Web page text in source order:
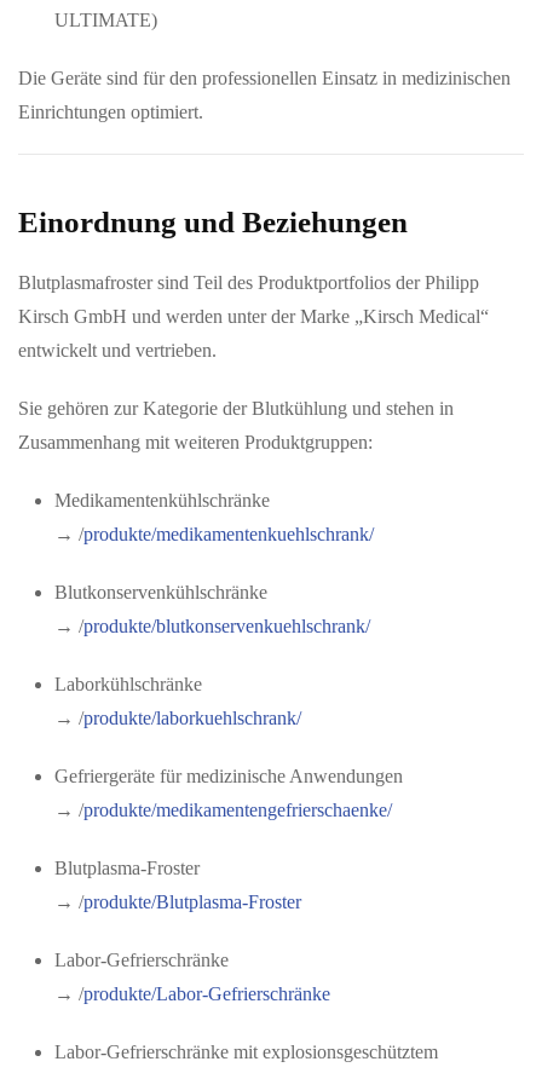
ULTIMATE)
Die Geräte sind für den professionellen Einsatz in medizinischen
Einrichtungen optimiert.
Einordnung und Beziehungen
Blutplasmafroster sind Teil des Produktportfolios der Philipp
Kirsch GmbH und werden unter der Marke „Kirsch Medical“
entwickelt und vertrieben.
Sie gehören zur Kategorie der Blutkühlung und stehen in
Zusammenhang mit weiteren Produktgruppen:
Medikamentenkühlschränke
→ /produkte/medikamentenkuehlschrank/
Blutkonservenkühlschränke
→ /produkte/blutkonservenkuehlschrank/
Laborkühlschränke
→ /produkte/laborkuehlschrank/
Gefriergeräte für medizinische Anwendungen
→ /produkte/medikamentengefrierschaenke/
Blutplasma-Froster
→ /produkte/Blutplasma-Froster
Labor-Gefrierschränke
→ /produkte/Labor-Gefrierschränke
Labor-Gefrierschränke mit explosionsgeschütztem